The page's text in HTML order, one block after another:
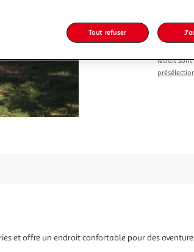
Le prix
retrait sont
et offre un endroit confortable pour des
Tout refuser